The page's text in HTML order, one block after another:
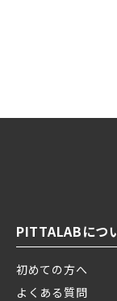
PITTALABにつ
初めての方へ
よくある質問